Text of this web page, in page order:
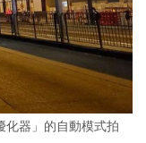
化器」的自動模式拍